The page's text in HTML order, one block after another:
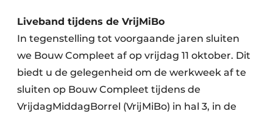
Liveband tijdens de VrijMiBo
In tegenstelling tot voorgaande jaren sluiten
we Bouw Compleet af op vrijdag 11 oktober. Dit
biedt u de gelegenheid om de werkweek af te
sluiten op Bouw Compleet tijdens de
VrijdagMiddagBorrel (VrijMiBo) in hal 3, in de